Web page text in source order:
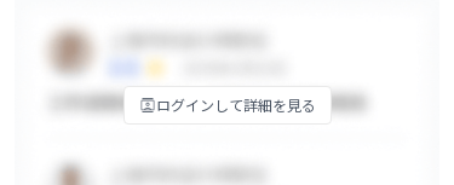
ログインして詳細を見る